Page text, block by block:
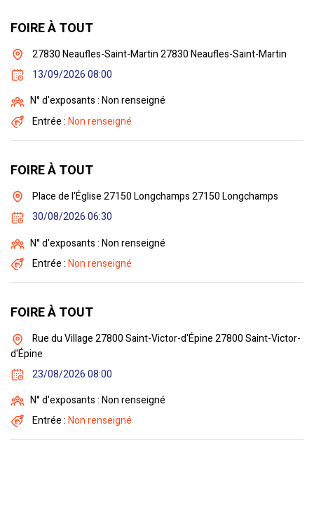
FOIRE À TOUT
27830 Neaufles-Saint-Martin 27830 Neaufles-Saint-Martin
13/09/2026 08:00
N° d'exposants : Non renseigné
Entrée :Non renseigné
FOIRE À TOUT
Place de l'Église 27150 Longchamps 27150 Longchamps
30/08/2026 06:30
N° d'exposants : Non renseigné
Entrée :Non renseigné
FOIRE À TOUT
Rue du Village 27800 Saint-Victor-d'Épine 27800 Saint-Victor-
d'Épine
23/08/2026 08:00
N° d'exposants : Non renseigné
Entrée :Non renseigné